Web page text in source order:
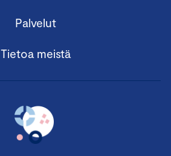
Palvelut
Tietoa meistä